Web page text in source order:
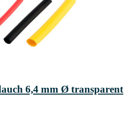
6,4 mm Ø transparent